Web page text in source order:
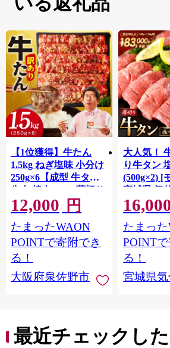
【1位獲得】牛たん
1.5kg ねぎ塩味 小分け
250g×6【成型 牛タン
牛肉 焼肉 BBQ 薄切り
ぎゅうたん スライス
訳あり サイズ不揃
い】 G4721
12,000 円
たまったWAON
POINTで寄附でき
る！
大阪府泉佐野市
大人気！
り牛タン
(500g×2) [
宮城県 気
20564660]
牛たん 牛
ん塩 冷凍
ウトドア
ー 厚切り
たまっ
POINT
る！
宮城県
最近チェックし